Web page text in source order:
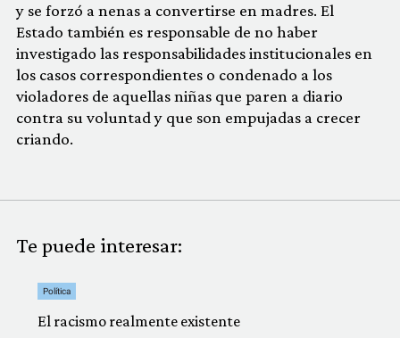
y se forzó a nenas a convertirse en madres. El
Estado también es responsable de no haber
investigado las responsabilidades institucionales en
los casos correspondientes o condenado a los
violadores de aquellas niñas que paren a diario
contra su voluntad y que son empujadas a crecer
criando.
Te puede interesar:
Política
El racismo realmente existente